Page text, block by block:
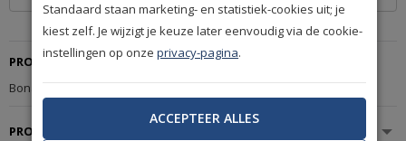
PRODUCTBESCHRIJVING
Bonaparte Montana Taupe 449.
PRODUCTSPECIFICATIES
Standaard staan marketing- en statistiek-cookies uit; je
kiest zelf. Je wijzigt je keuze later eenvoudig via de cookie-
instellingen op onzeprivacy-pagina.
ACCEPTEER ALLES